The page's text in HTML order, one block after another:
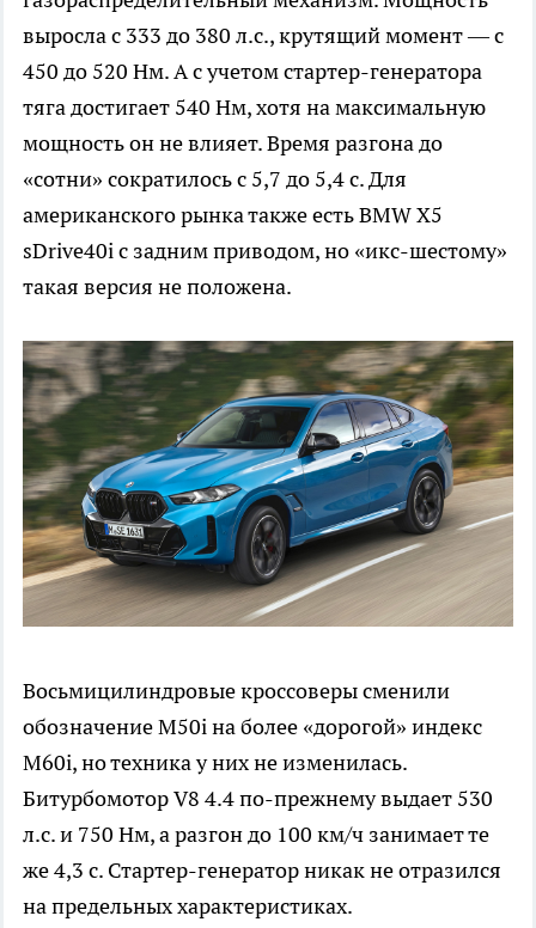
выросла с 333 до 380 л.с., крутящий момент — с
450 до 520 Нм. А с учетом стартер-генератора
тяга достигает 540 Нм, хотя на максимальную
мощность он не влияет. Время разгона до
«сотни» сократилось с 5,7 до 5,4 с. Для
американского рынка также есть BMW X5
sDrive40i с задним приводом, но «икс-шестому»
такая версия не положена.
Восьмицилиндровые кроссоверы сменили
обозначение M50i на более «дорогой» индекс
M60i, но техника у них не изменилась.
Битурбомотор V8 4.4 по-прежнему выдает 530
л.с. и 750 Нм, а разгон до 100 км/ч занимает те
же 4,3 с. Стартер-генератор никак не отразился
на предельных характеристиках.